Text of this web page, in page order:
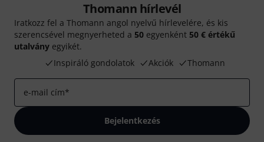
Thomann hírlevél
Iratkozz fel a Thomann angol nyelvű hírlevelére, és kis
szerencsével megnyerheted a 50 egyenként 50 € értékű
utalvány egyikét.
Inspiráló gondolatok
Akciók Thomann
e-mail cím*
Bejelentkezés